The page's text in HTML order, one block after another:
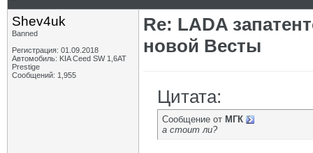
Shev4uk
Banned
Регистрация: 01.09.2018
Автомобиль: KIA Ceed SW 1,6AT
Prestige
Сообщений: 1,955
Re: LADA
новой Весты
Цитата:
Сообщение от МГК
а стоит ли?